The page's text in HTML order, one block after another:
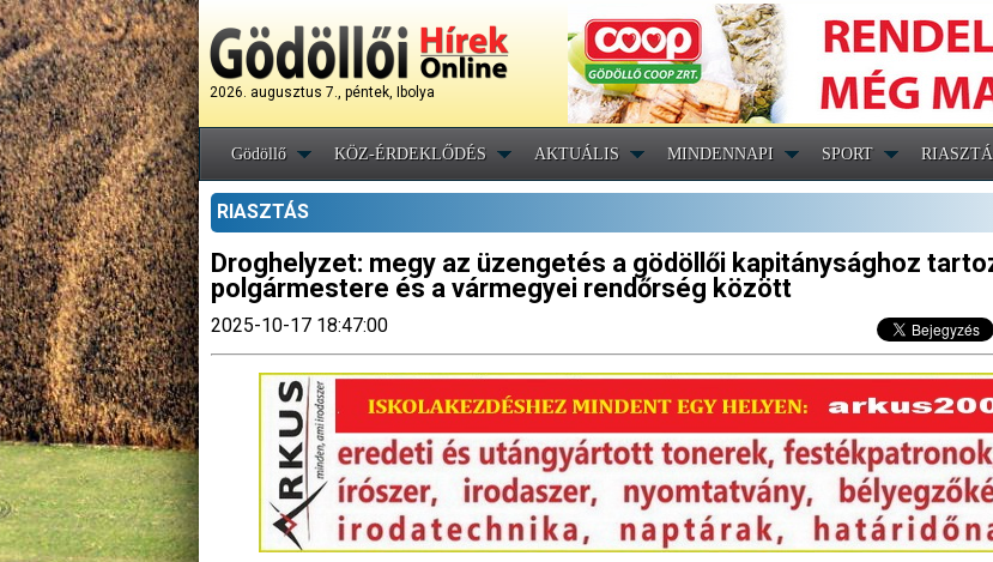
2026. augusztus 7., péntek, Ibolya
Gödöllő KÖZ-ÉRDEKLŐDÉS AKTUÁLIS MINDENNAPI SPORT
RIASZTÁS
Droghelyzet: megy az üzengetés a gödöllői kapitánysághoz
polgármestere és a vármegyei rendőrség között
2025-10-17 18:47:00